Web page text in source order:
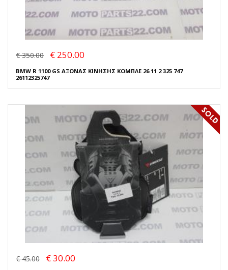
€ 350.00 € 250.00
BMW R 1100 GS ΑΞΟΝΑΣ ΚΙΝΗΣΗΣ ΚΟΜΠΛΕ 26 11 2 325 747
26112325747
€ 45.00 € 30.00